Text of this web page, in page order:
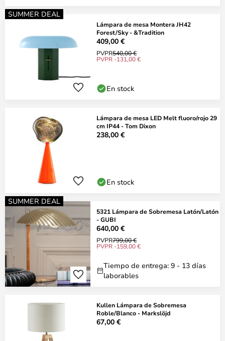
SUMMER DEAL
Lámpara de mesa Montera JH42
Forest/Sky - &Tradition
409,00 €
PVPR540,00 €
PVPR -131,00 €
En stock
Lámpara de mesa LED Melt fluoro/rojo 29
cm IP44 - Tom Dixon
238,00 €
En stock
SUMMER DEAL
5321 Lámpara de Sobremesa Latón/Latón
- GUBI
640,00 €
PVPR799,00 €
PVPR -159,00 €
Tiempo de entrega: 9 - 13 días
laborables
Kullen Lámpara de Sobremesa
Roble/Blanco - Markslöjd
67,00 €